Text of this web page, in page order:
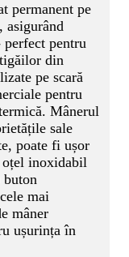
permanent pe
perfect pentru
din
pe scară
pentru
Mânerul
sale
poate fi ușor
oțel inoxidabil
buton
mai
mâner
ușurința în